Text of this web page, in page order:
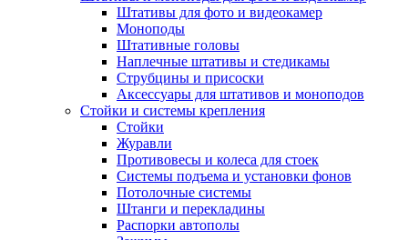
Штативы для фото и видеокамер
Моноподы
Штативные головы
Наплечные штативы и стедикамы
Струбцины и присоски
Аксессуары для штативов и моноподов
Стойки и системы крепления
Стойки
Журавли
Противовесы и колеса для стоек
Системы подъема и установки фонов
Потолочные системы
Штанги и перекладины
Распорки автополы